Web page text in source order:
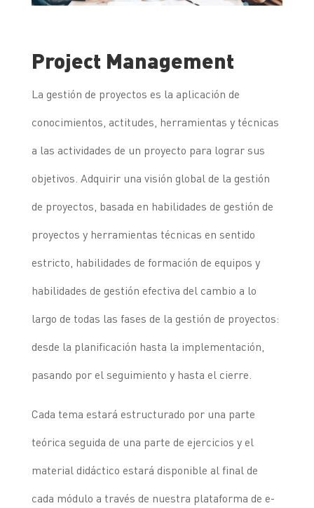
Project Management
La gestión de proyectos es la aplicación de
conocimientos, actitudes, herramientas y técnicas
a las actividades de un proyecto para lograr sus
objetivos. Adquirir una visión global de la gestión
de proyectos, basada en habilidades de gestión de
proyectos y herramientas técnicas en sentido
estricto, habilidades de formación de equipos y
habilidades de gestión efectiva del cambio a lo
largo de todas las fases de la gestión de proyectos:
desde la planificación hasta la implementación,
pasando por el seguimiento y hasta el cierre.
Cada tema estará estructurado por una parte
teórica seguida de una parte de ejercicios y el
material didáctico estará disponible al final de
cada módulo a través de nuestra plataforma de e-